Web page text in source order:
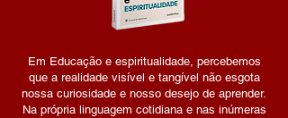
Em Educação e espiritualidade, percebemos
que a realidade visível e tangível não esgota
nossa curiosidade e nosso desejo de aprender.
Na própria linguagem cotidiana e nas inúmeras